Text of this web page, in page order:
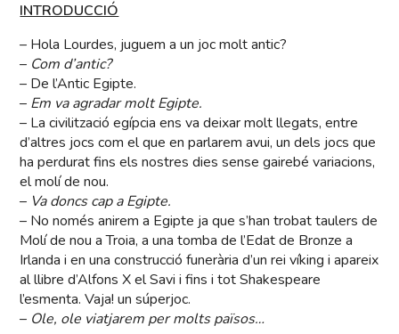
INTRODUCCIÓ
– Hola Lourdes, juguem a un joc molt antic?
– Com d’antic?
– De l’Antic Egipte.
– Em va agradar molt Egipte.
– La civilització egípcia ens va deixar molt llegats, entre
d’altres jocs com el que en parlarem avui, un dels jocs que
ha perdurat fins els nostres dies sense gairebé variacions,
el molí de nou.
– Va doncs cap a Egipte.
– No només anirem a Egipte ja que s’han trobat taulers de
Molí de nou a Troia, a una tomba de l’Edat de Bronze a
Irlanda i en una construcció funerària d’un rei víking i apareix
al llibre d’Alfons X el Savi i fins i tot Shakespeare
l’esmenta. Vaja! un súperjoc.
– Ole, ole viatjarem per molts països…